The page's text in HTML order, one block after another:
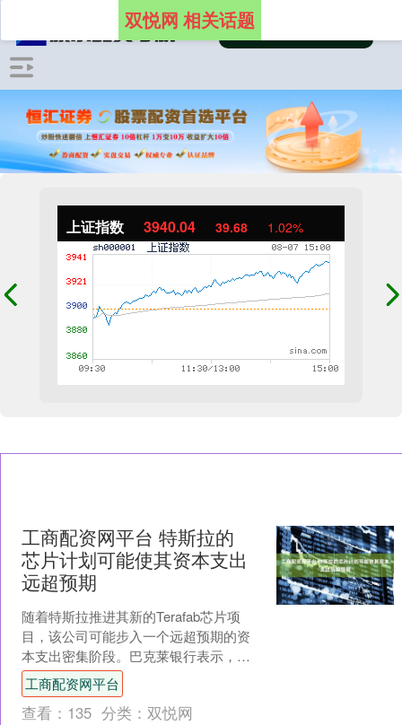
上证指数 3940.04 39.68 1.02%
双悦网 相关话题
工商配资网平台 特斯拉的
芯片计划可能使其资本支出
远超预期
随着特斯拉推进其新的Terafab芯片项
目，该公司可能步入一个远超预期的资
本支出密集阶段。巴克莱银行表示，这
一项目的成本可能会以极快的速度膨胀
至非常庞大的规模。....
工商配资网平台
查看： 135 分类： 双悦网